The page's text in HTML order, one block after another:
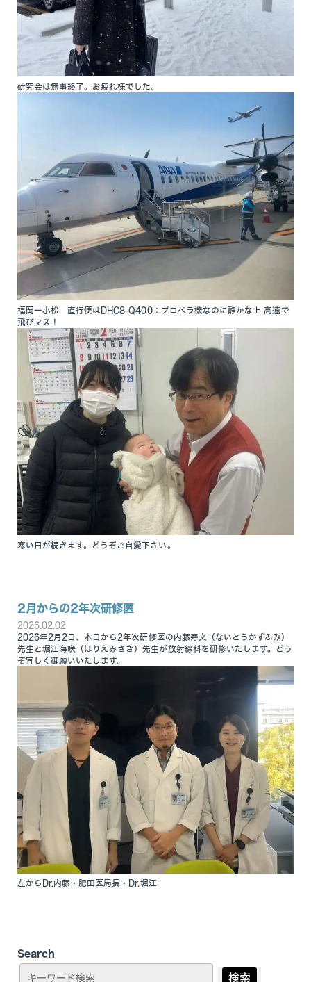
研究会は無事終了。お疲れ様でした。
福岡ー小松 直行便はDHC8-Q400：プロペラ機なのに静かな上 高速で
飛びマス！
寒い日が続きます。どうぞご自愛下さい。
2月からの2年次研修医
2026.02.02
2026年2月2日、本日から2年次研修医の内藤寿文（ないとうかずふみ）
先生と堀江海咲（ほりえみさき）先生が放射線科を研修いたします。どう
ぞ宜しく御願いいたします。
左からDr.内藤・肥田医局長・Dr.堀江
Search
検索